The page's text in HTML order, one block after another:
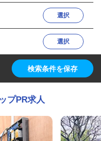
選択
選択
検索条件を保存
プPR求人